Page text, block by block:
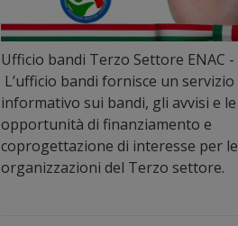
Ufficio bandi Terzo Settore ENAC -
L’ufficio bandi fornisce un servizio
informativo sui bandi, gli avvisi e le
opportunità di finanziamento e
coprogettazione di interesse per le
organizzazioni del Terzo settore.